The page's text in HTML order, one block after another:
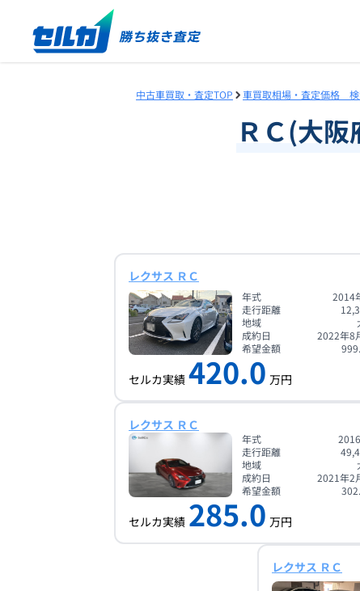
中古車買取・査定TOP 車買取相場・査定価格
ＲＣ(大阪
レクサス ＲＣ
年式
2014
走行距離
地域
成約日
2022年8
希望金額
セルカ実績 420.0 万円
レクサス ＲＣ
年式
走行距離
地域
成約日
2021年2
希望金額
セルカ実績 285.0 万円
レクサス ＲＣ